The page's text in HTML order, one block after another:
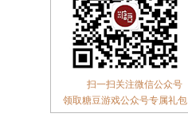
扫一扫关注微信公众号
领取糖豆游戏公众号专属礼包